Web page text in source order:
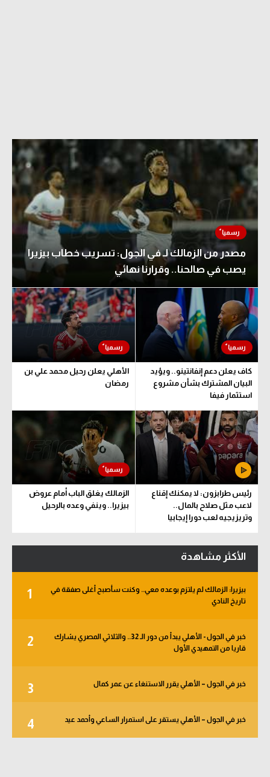
مصدر من الزمالك لـ في الجول: تسريب خطاب بيزيرا
يصب في صالحنا.. وقرارنا نهائي
كاف يعلن دعم إنفانتينو.. ويؤيد
البيان المشترك بشأن مشروع
استثمار فيفا
الأهلي يعلن رحيل محمد علي بن
رمضان
رئيس طرابزون: لا يمكنك إقناع
لاعب مثل صلاح بالمال..
وتريزيجيه لعب دورا إيجابيا
الزمالك يغلق الباب أمام عروض
بيزيرا.. وينفي وعده بالرحيل
الأكثر مشاهدة
1
بيزيرا: الزمالك لم يلتزم بوعده معي.. وكنت سأصبح أغلى صفقة في
تاريخ النادي
2
خبر في الجول - الأهلي يبدأ من دور الـ 32.. والثلاثي المصري يشارك
قاريا من التمهيدي الأول
3 خبر في الجول – الأهلي يقرر الاستنغاء عن عمر كمال
4 خبر في الجول – الأهلي يستقر على استمرار الساعي وأحمد عيد